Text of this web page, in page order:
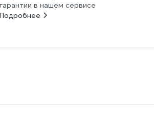
гарантии в нашем сервисе
Подробнее